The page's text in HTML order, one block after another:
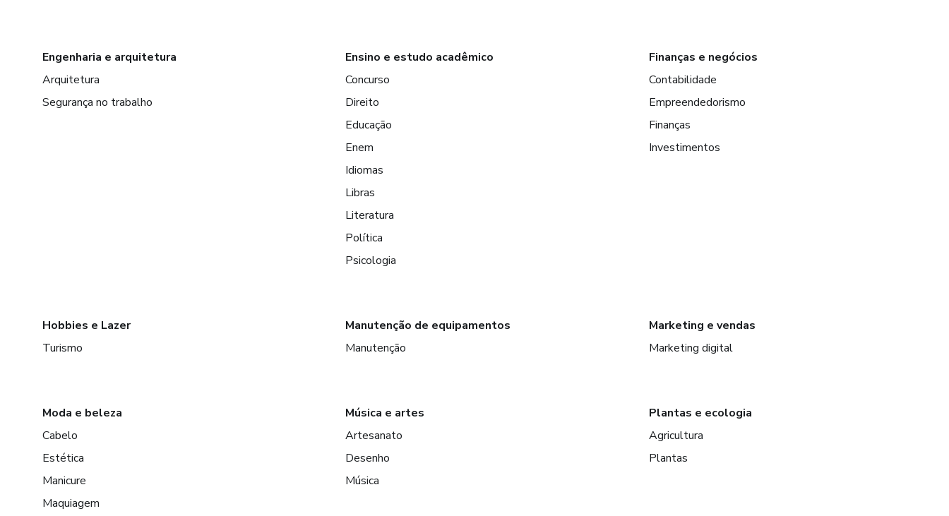
Engenharia e arquitetura
Arquitetura
Segurança no trabalho
Ensino e estudo acadêmico
Concurso
Direito
Educação
Enem
Idiomas
Libras
Literatura
Política
Psicologia
Finanças e negócios
Contabilidade
Empreendedorismo
Finanças
Investimentos
Hobbies e Lazer
Turismo
Manutenção de equipamentos
Manutenção
Marketing e vendas
Marketing digital
Moda e beleza
Cabelo
Estética
Manicure
Maquiagem
Música e artes
Artesanato
Desenho
Música
Plantas e ecologia
Agricultura
Plantas